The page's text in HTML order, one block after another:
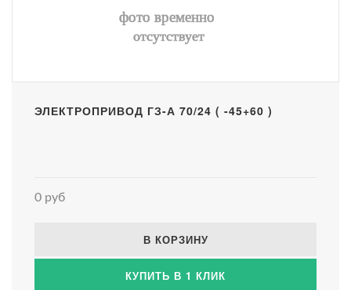
ЭЛЕКТРОПРИВОД ГЗ-А 70/24 ( -45+60 )
0 руб
В КОРЗИНУ
КУПИТЬ В 1 КЛИК